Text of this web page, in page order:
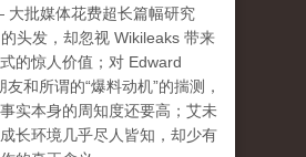
批媒体花费超长篇幅研究
头发，却忽视 Wikileaks 带来
的惊人价值；对 Edward
和所谓的“爆料动机”的揣测，
实本身的周知度还要高；艾未
长环境几乎尽人皆知，却少有